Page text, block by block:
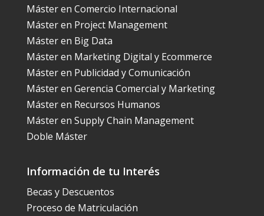
Máster en Comercio Internacional
Máster en Project Management
Máster en Big Data
Máster en Marketing Digital y Ecommerce
Máster en Publicidad y Comunicación
Máster en Gerencia Comercial y Marketing
Máster en Recursos Humanos
Máster en Supply Chain Management
Doble Máster
Información de tu Interés
Becas y Descuentos
Proceso de Matriculación